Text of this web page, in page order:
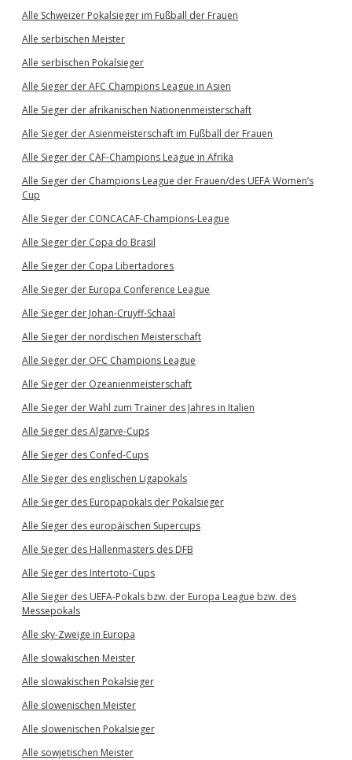
Alle Schweizer Pokalsieger im Fußball der Frauen
Alle serbischen Meister
Alle serbischen Pokalsieger
Alle Sieger der AFC Champions League in Asien
Alle Sieger der afrikanischen Nationenmeisterschaft
Alle Sieger der Asienmeisterschaft im Fußball der Frauen
Alle Sieger der CAF-Champions League in Afrika
Alle Sieger der Champions League der Frauen/des UEFA Women’s
Cup
Alle Sieger der CONCACAF-Champions-League
Alle Sieger der Copa do Brasil
Alle Sieger der Copa Libertadores
Alle Sieger der Europa Conference League
Alle Sieger der Johan-Cruyff-Schaal
Alle Sieger der nordischen Meisterschaft
Alle Sieger der OFC Champions League
Alle Sieger der Ozeanienmeisterschaft
Alle Sieger der Wahl zum Trainer des Jahres in Italien
Alle Sieger des Algarve-Cups
Alle Sieger des Confed-Cups
Alle Sieger des englischen Ligapokals
Alle Sieger des Europapokals der Pokalsieger
Alle Sieger des europäischen Supercups
Alle Sieger des Hallenmasters des DFB
Alle Sieger des Intertoto-Cups
Alle Sieger des UEFA-Pokals bzw. der Europa League bzw. des
Messepokals
Alle sky-Zweige in Europa
Alle slowakischen Meister
Alle slowakischen Pokalsieger
Alle slowenischen Meister
Alle slowenischen Pokalsieger
Alle sowjetischen Meister